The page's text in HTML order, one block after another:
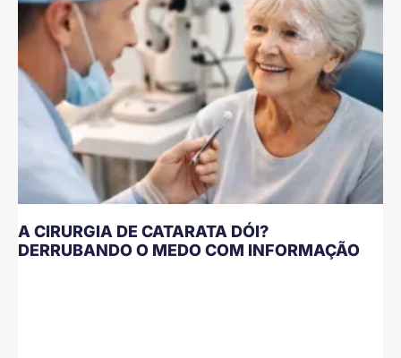
A CIRURGIA DE CATARATA DÓI?
DERRUBANDO O MEDO COM INFORMAÇÃO